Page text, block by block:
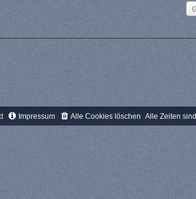
Alle Zeiten sind
Alle Cookies löschen
Impressum